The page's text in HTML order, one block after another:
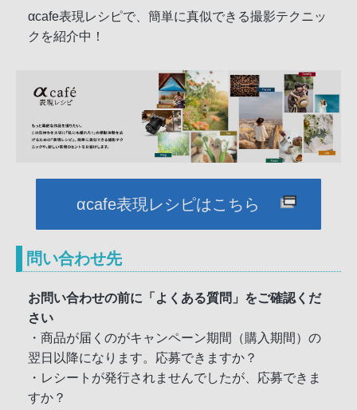
αcafe表現レシピで、簡単に真似できる撮影テクニッ
クを紹介中！
αcafe表現レシピはこちら
問い合わせ先
お問い合わせの前に「よくある質問」をご確認くだ
さい
・商品が届くのがキャンペーン期間（購入期間）の
翌日以降になります。応募できますか？
・レシートが発行されませんでしたが、応募できま
すか？